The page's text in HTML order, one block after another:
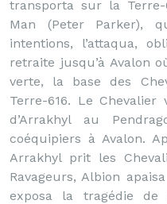
transporta sur la
Man (Peter Parker),
intentions, l’attaqua,
retraite jusqu’à Avalon
verte, la base des
Terre-616. Le
d’Arrakhyl au
coéquipiers à Avalon.
Arrakhyl prit les
Ravageurs, Albion
exposa la tragédie